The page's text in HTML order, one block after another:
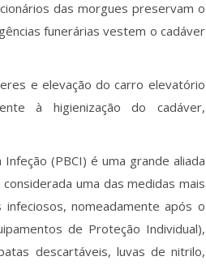
das morgues preservam o
funerárias vestem o cadáver
e elevação do carro elevatório
à higienização do cadáver,
(PBCI) é uma grande aliada
uma das medidas mais
nomeadamente após o
de Proteção Individual),
descartáveis, luvas de nitrilo,